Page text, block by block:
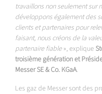
travaillons non seulement sur
développons également des
clients et partenaires pour
faisant, nous créons de la
partenaire fiable», explique
troisième génération et
Messer SE & Co. KGaA.
Les gaz de Messer sont des